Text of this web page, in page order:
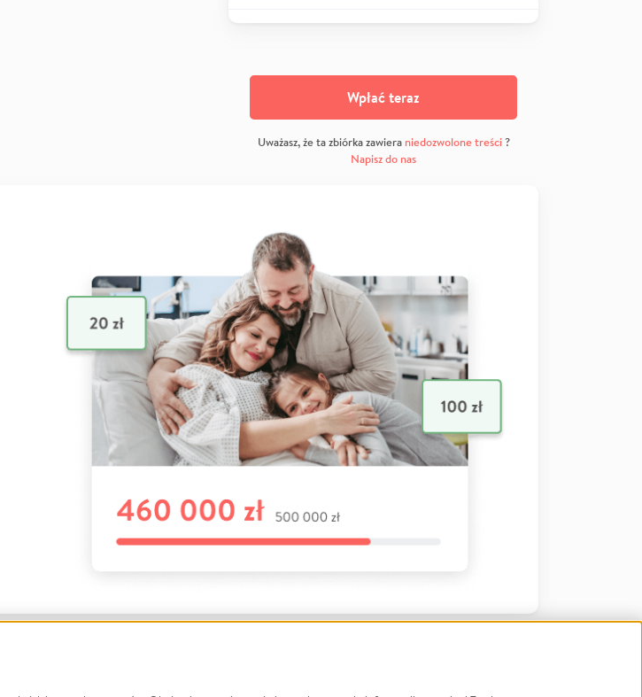
Wpłać teraz
Uważasz, że ta zbiórka zawiera niedozwolone treści?
Napisz do nas